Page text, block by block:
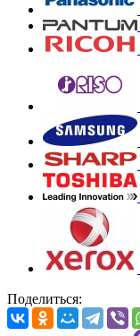
Поделиться: